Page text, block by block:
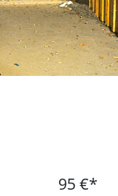
95 €*